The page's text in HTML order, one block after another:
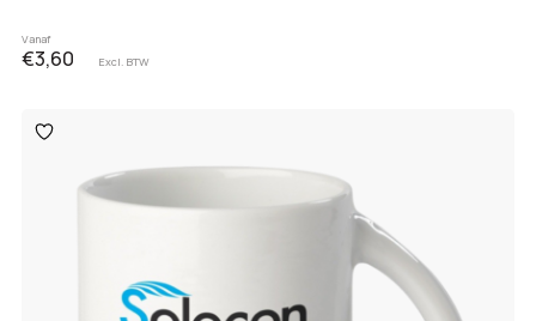
Vanaf
€3,60 Excl. BTW
Toevoegen
aan